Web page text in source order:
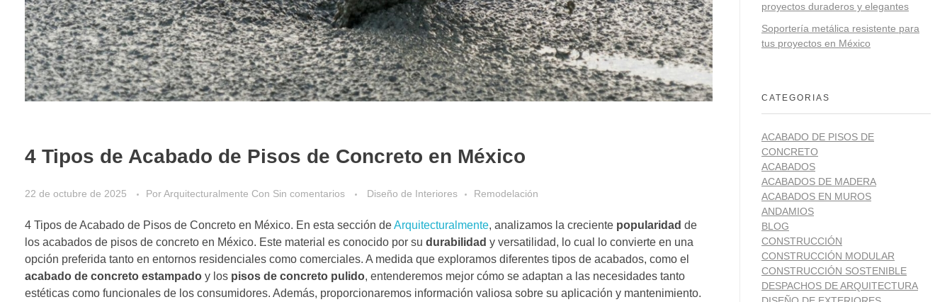
4 Tipos de Acabado de Pisos de Concreto en México
22 de octubre de 2025 PorArquitecturalmente Con Sin comentarios Diseño de Interiores Remodelación
4 Tipos de Acabado de Pisos de Concreto en México. En esta sección deArquitecturalmente, analizamos la creciente popularidad de
los acabados de pisos de concreto en México. Este material es conocido por su durabilidad y versatilidad, lo cual lo convierte en una
opción preferida tanto en entornos residenciales como comerciales. A medida que exploramos diferentes tipos de acabados, como el
acabado de concreto estampado y los pisos de concreto pulido, entenderemos mejor cómo se adaptan a las necesidades tanto
estéticas como funcionales de los consumidores. Además, proporcionaremos información valiosa sobre su aplicación y mantenimiento.
proyectos duraderos y elegantes
Soportería metálica resistente para
tus proyectos en México
CATEGORIAS
ACABADO DE PISOS DE
CONCRETO
ACABADOS
ACABADOS DE MADERA
ACABADOS EN MUROS
ANDAMIOS
BLOG
CONSTRUCCIÓN
CONSTRUCCIÓN MODULAR
CONSTRUCCIÓN SOSTENIBLE
DESPACHOS DE ARQUITECTURA